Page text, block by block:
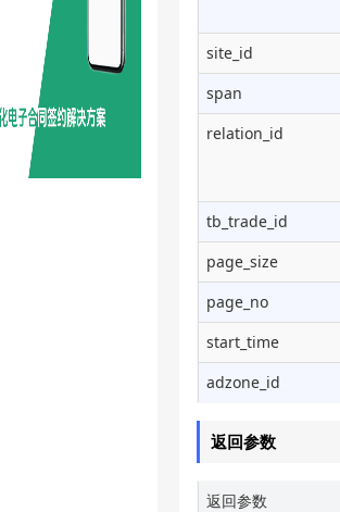
site_id
span
relation_id
tb_trade_id
page_size
page_no
start_time
adzone_id
返回参数
返回参数